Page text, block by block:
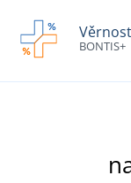
BONTIS+